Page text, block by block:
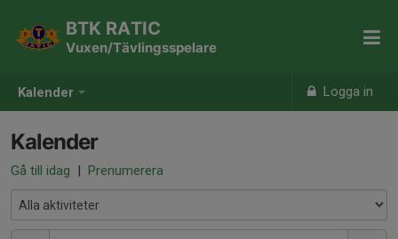
Kalender Logga in
BTK RATIC
Vuxen/Tävlingsspelare
Kalender
Gå till idag | Prenumerera